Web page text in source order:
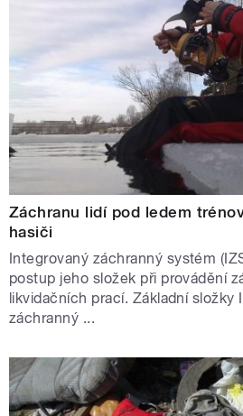
Záchranu lidí pod ledem
hasiči
Integrovaný záchranný systém
postup jeho složek při provádění
likvidačních prací. Základní složky
záchranný ...